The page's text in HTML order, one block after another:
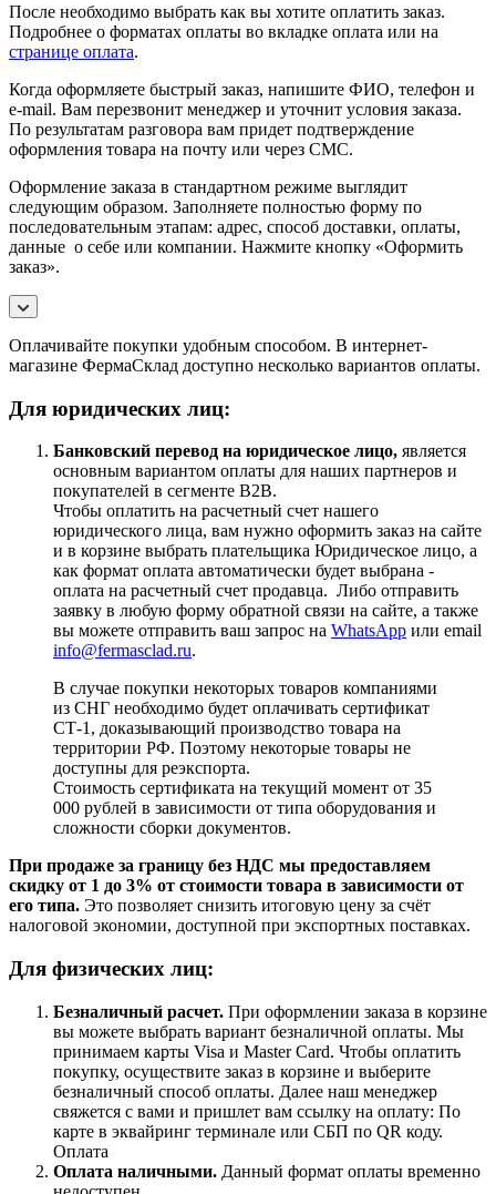
После необходимо выбрать как вы хотите оплатить заказ.
Подробнее о форматах оплаты во вкладке оплата или на
странице оплата.
Когда оформляете быстрый заказ, напишите ФИО, телефон и
e-mail. Вам перезвонит менеджер и уточнит условия заказа.
По результатам разговора вам придет подтверждение
оформления товара на почту или через СМС.
Оформление заказа в стандартном режиме выглядит
следующим образом. Заполняете полностью форму по
последовательным этапам: адрес, способ доставки, оплаты,
данные о себе или компании. Нажмите кнопку «Оформить
заказ».
Оплачивайте покупки удобным способом. В интернет-
магазине ФермаСклад доступно несколько вариантов оплаты.
Для юридических лиц:
Банковский перевод на юридическое лицо, является
основным вариантом оплаты для наших партнеров и
покупателей в сегменте B2B.
Чтобы оплатить на расчетный счет нашего
юридического лица, вам нужно оформить заказ на сайте
и в корзине выбрать плательщика Юридическое лицо, а
как формат оплата автоматически будет выбрана -
оплата на расчетный счет продавца. Либо отправить
заявку в любую форму обратной связи на сайте, а также
вы можете отправить ваш запрос на WhatsApp или email
info@fermasclad.ru.
В случае покупки некоторых товаров компаниями
из СНГ необходимо будет оплачивать сертификат
СТ-1, доказывающий производство товара на
территории РФ. Поэтому некоторые товары не
доступны для реэкспорта.
Стоимость сертификата на текущий момент от 35
000 рублей в зависимости от типа оборудования и
сложности сборки документов.
При продаже за границу без НДС мы предоставляем
скидку от 1 до 3% от стоимости товара в зависимости от
его типа. Это позволяет снизить итоговую цену за счёт
налоговой экономии, доступной при экспортных поставках.
Для физических лиц:
Безналичный расчет. При оформлении заказа в корзине
вы можете выбрать вариант безналичной оплаты. Мы
принимаем карты Visa и Master Card. Чтобы оплатить
покупку, осуществите заказ в корзине и выберите
безналичный способ оплаты. Далее наш менеджер
свяжется с вами и пришлет вам ссылку на оплату: По
карте в эквайринг терминале или СБП по QR коду.
Оплата
Оплата наличными. Данный формат оплаты временно